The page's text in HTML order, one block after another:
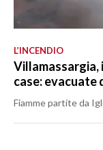
L’INCENDIO
Villamassargia,
case: evacuate
Fiamme partite da